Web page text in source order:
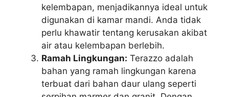
kelembapan, menjadikannya ideal untuk
digunakan di kamar mandi. Anda tidak
perlu khawatir tentang kerusakan akibat
air atau kelembapan berlebih.
Ramah Lingkungan: Terazzo adalah
bahan yang ramah lingkungan karena
terbuat dari bahan daur ulang seperti